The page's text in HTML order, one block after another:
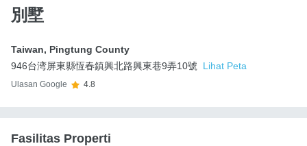
別墅
Taiwan, Pingtung County
946台湾屏東縣恆春鎮興北路興東巷9弄10號
Lihat Peta
Ulasan Google 4.8
Fasilitas Properti